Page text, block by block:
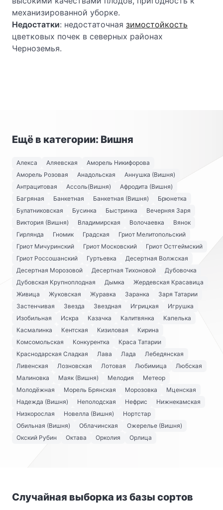
механизированной уборке.
Недостатки: недостаточная зимостойкость
цветковых почек в северных районах
Черноземья.
Ещё в категории: Вишня
Алекса Аляевская
Аморель Никифорова
Аморель Розовая
Анадольская
Аннушка (Вишня)
Антрацитовая
Ассоль(Вишня)
Афродита (Вишня)
Багряная
Банкетная Банкетная (Вишня)
Брюнетка
Булатниковская
Бусинка Быстринка
Вечерняя Заря
Виктория (Вишня)
Владимирская Волочаевка
Вянок
Гирлянда
Гномик Градская
Гриот Мелитопольский
Гриот Мичуринский
Гриот Московский
Гриот Остгеймский
Гриот Россошанский
Гуртьевка
Десертная Волжская
Десертная Морозовой
Десертная Тихоновой
Дубовочка
Дубовская Крупноплодная
Дымка
Жердевская Красавица
Живица
Жуковская Журавка Заранка
Заря Татарии
Застенчивая
Звезда Звездная Игрицкая
Игрушка
Изобильная
Искра Казачка Калитвянка
Капелька
Касмалинка
Кентская Кизиловая
Кирина
Комсомольская
Конкурентка
Краса Татарии
Краснодарская Сладкая
Лава Лада
Лебедянская
Ливенская
Лозновская Лотовая Любимица
Любская
Малиновка
Маяк (Вишня) Мелодия
Метеор
Молодёжная
Морель Брянская Морозовка
Мценская
Надежда (Вишня)
Неполодская Нефрис
Нижнекамская
Низкорослая
Новелла (Вишня)
Нортстар
Обильная (Вишня)
Облачинская
Ожерелье (Вишня)
Окский Рубин
Октава Орколия Орлица
Случайная выборка из базы сортов